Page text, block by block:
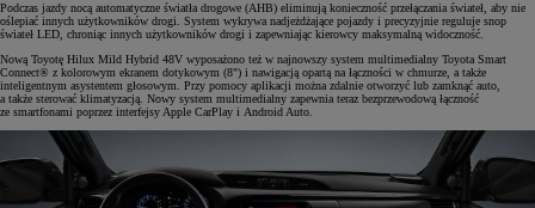
Podczas jazdy nocą automatyczne światła drogowe (AHB) eliminują konieczność przełączania świateł, aby nie
oślepiać innych użytkowników drogi. System wykrywa nadjeżdżające pojazdy i precyzyjnie reguluje snop
świateł LED, chroniąc innych użytkowników drogi i zapewniając kierowcy maksymalną widoczność.
Nową Toyotę Hilux Mild Hybrid 48V wyposażono też w najnowszy system multimedialny Toyota Smart
Connect® z kolorowym ekranem dotykowym (8") i nawigacją opartą na łączności w chmurze, a także
inteligentnym asystentem głosowym. Przy pomocy aplikacji można zdalnie otworzyć lub zamknąć auto,
a także sterować klimatyzacją. Nowy system multimedialny zapewnia teraz bezprzewodową łączność
ze smartfonami poprzez interfejsy Apple CarPlay i Android Auto.